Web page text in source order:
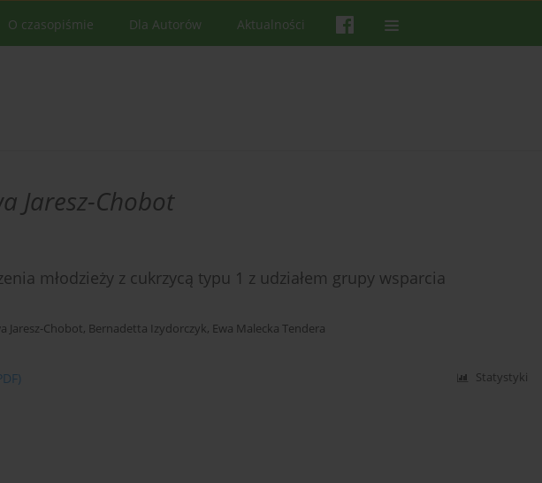
O czasopiśmie Dla Autorów Aktualności
Jaresz-Chobot
młodzieży z cukrzycą typu 1 z udziałem grupy wsparcia
Jaresz-Chobot, Bernadetta Izydorczyk, Ewa Malecka Tendera
Statystyki